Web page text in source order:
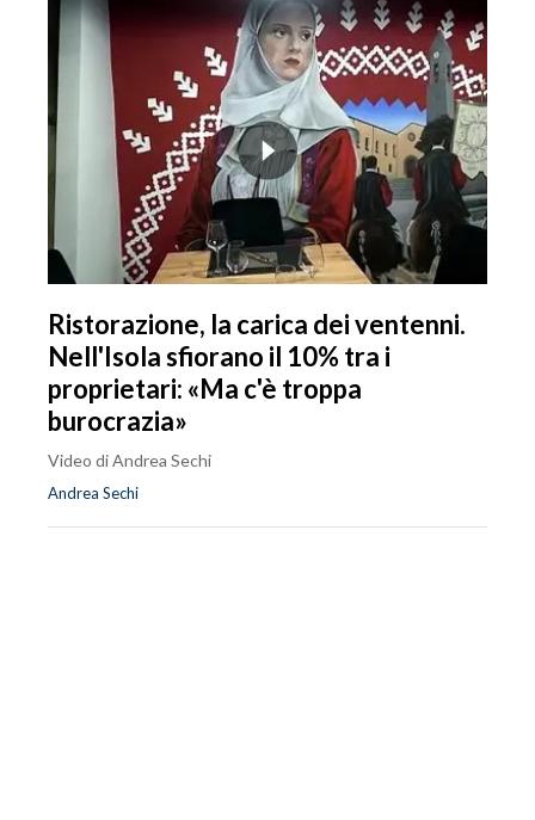
Ristorazione, la carica dei ventenni.
Nell'Isola sfiorano il 10% tra i
proprietari: «Ma c'è troppa
burocrazia»
Video di Andrea Sechi
Andrea Sechi